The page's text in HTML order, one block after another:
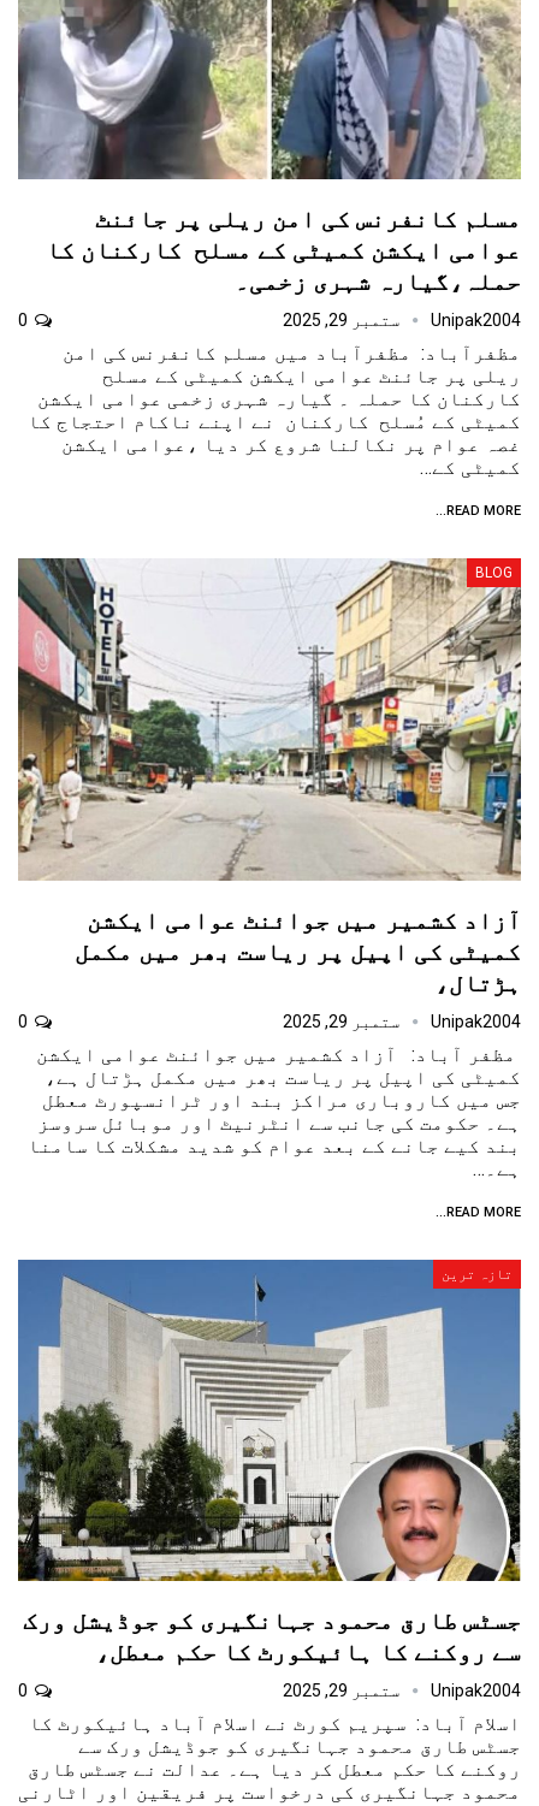
مسلم کانفرنس کی امن ریلی پر جائنٹ
عوامی ایکشن کمیٹی کے مسلح کارکنان کا
حملہ،گیارہ شہری زخمی۔
Unipak2004 ستمبر 29, 2025
مظفرآباد: مظفرآباد میں مسلم کانفرنس کی امن
ریلی پر جائنٹ عوامی ایکشن کمیٹی کے مسلح
کارکنان کا حملہ ۔ گیارہ شہری زخمی عوامی ایکشن
کمیٹی کے مُسلح کارکنان نے اپنے ناکام احتجاج کا
غصہ عوام پر نکالنا شروع کر دیا ،عوامی ایکشن
کمیٹی کے…
READ MORE...
BLOG
آزاد کشمیر میں جوائنٹ عوامی ایکشن
کمیٹی کی اپیل پر ریاست بھر میں مکمل
ہڑتال،
Unipak2004 ستمبر 29, 2025
مظفر آباد: آزاد کشمیر میں جوائنٹ عوامی ایکشن
کمیٹی کی اپیل پر ریاست بھر میں مکمل ہڑتال ہے،
جس میں کاروباری مراکز بند اور ٹرانسپورٹ معطل
ہے۔ حکومت کی جانب سے انٹرنیٹ اور موبائل سروسز
بند کیے جانے کے بعد عوام کو شدید مشکلات کا سامنا
ہے۔…
READ MORE...
تازہ ترین
جسٹس طارق محمود جہانگیری کو جوڈیشل ورک
سے روکنے کا ہائیکورٹ کا حکم معطل،
Unipak2004 ستمبر 29, 2025
اسلام آباد: سپریم کورٹ نے اسلام آباد ہائیکورٹ کا
جسٹس طارق محمود جہانگیری کو جوڈیشل ورک سے
روکنے کا حکم معطل کر دیا ہے۔ عدالت نے جسٹس طارق
محمود جہانگیری کی درخواست پر فریقین اور اٹارنی